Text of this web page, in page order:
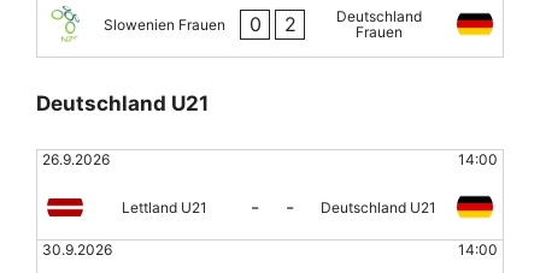
Slowenien Frauen 0 2
Deutschland
Frauen
Deutschland U21
26.9.2026 14:00
Lettland U21 - - Deutschland U21
30.9.2026 14:00